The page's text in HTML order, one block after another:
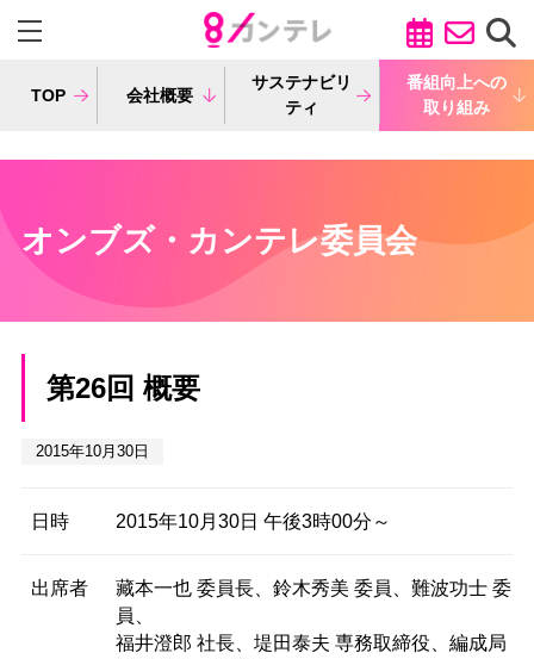
TOP 会社概要
サステナビリ
ティ
番組向上への
取り組み
オンブズ・カンテレ委員会
第26回 概要
2015年10月30日
日時 2015年10月30日 午後3時00分～
出席者
藏本一也 委員長、鈴木秀美 委員、難波功士 委
員、
福井澄郎 社長、堤田泰夫 専務取締役、編成局